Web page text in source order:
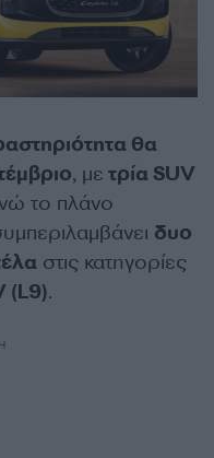
θα
, με τρία SUV
το πλάνο
δυο
στις κατηγορίες
(L9).